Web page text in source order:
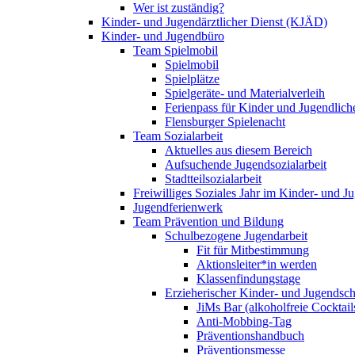
Wer ist zuständig?
Kinder- und Jugendärztlicher Dienst (KJÄD)
Kinder- und Jugendbüro
Team Spielmobil
Spielmobil
Spielplätze
Spielgeräte- und Materialverleih
Ferienpass für Kinder und
Flensburger Spielenacht
Team Sozialarbeit
Aktuelles aus diesem Bereich
Aufsuchende Jugendsozialarbeit
Stadtteilsozialarbeit
Freiwilliges Soziales Jahr im Kinder- und
Jugendferienwerk
Team Prävention und Bildung
Schulbezogene Jugendarbeit
Fit für Mitbestimmung
Aktionsleiter*in werden
Klassenfindungstage
Erzieherischer Kinder- und
JiMs Bar (alkoholfreie
Anti-Mobbing-Tag
Präventionshandbuch
Präventionsmesse